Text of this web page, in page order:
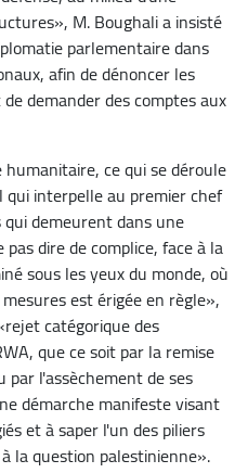
M. Boughali a insisté
parlementaire dans
afin de dénoncer les
demander des comptes aux
ce qui se déroule
interpelle au premier chef
demeurent dans une
dire de complice, face à la
sous les yeux du monde, où
est érigée en règle»,
catégorique des
que ce soit par la remise
l'assèchement de ses
démarche manifeste visant
et à saper l'un des piliers
la question palestinienne».